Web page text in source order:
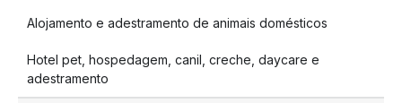
Alojamento e adestramento de animais domésticos
Hotel pet, hospedagem, canil, creche, daycare e
adestramento